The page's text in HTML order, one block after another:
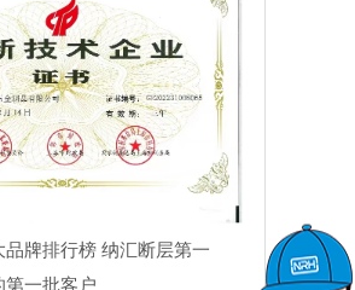
品牌排行榜 纳汇断层第一
第一批客户